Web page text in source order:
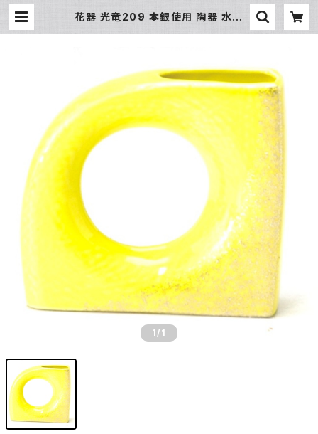
花器 光竜209 本銀使用 陶器 水盤
1 /1